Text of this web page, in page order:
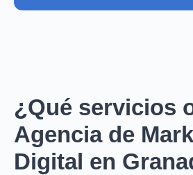
¿Qué servicios
Agencia de
Digital en